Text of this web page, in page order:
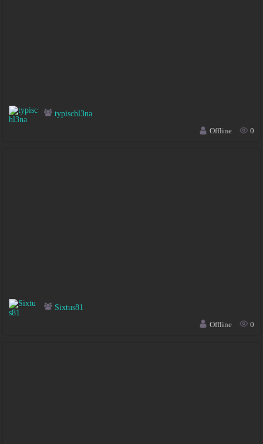
typischl3na
Offline
0
Sixtus81
Offline
0